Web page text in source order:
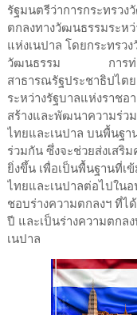
รัฐมนตรีว่าการกระทรว
ตกลงทางวัฒนธรรมระห
แห่งเนปาล โดยกระทรว
วัฒนธรรม การท่องเ
สาธารณรัฐประชาธิปไต
ระหว่างรัฐบาลแห่งราชอ
สร้างและพัฒนาความร่ว
ไทยและเนปาล บนพื้นฐ
ร่วมกัน ซึ่งจะช่วยส่งเสริ
ยิ่งขึ้น เพื่อเป็นพื้นฐานที่
ไทยและเนปาลต่อไปใน
ชอบร่างความตกลงฯ ที่ไ
ปี และเป็นร่างความตกล
เนปาล